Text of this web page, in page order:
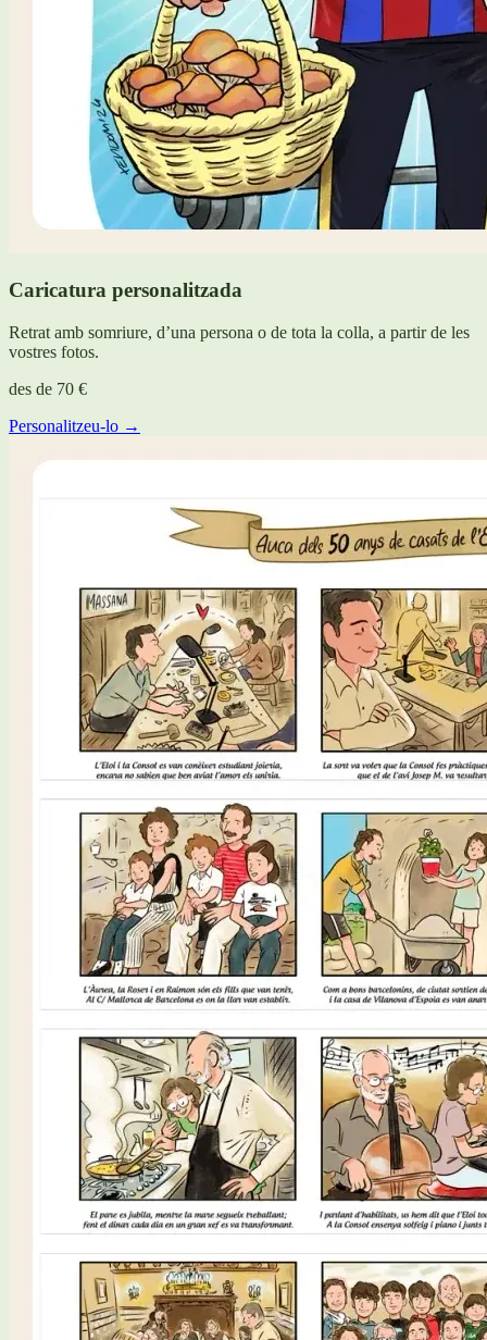
Caricatura personalitzada
Retrat amb somriure, d’una persona o de tota la colla, a partir de les
vostres fotos.
des de 70 €
Personalitzeu-lo →